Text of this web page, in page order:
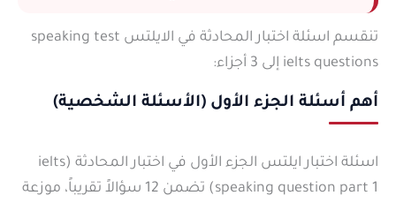
تنقسم اسئلة اختبار المحادثة في الايلتس speaking test
ielts questions إلى 3 أجزاء:
أهم أسئلة الجزء الأول (الأسئلة الشخصية)
اسئلة اختبار ايلتس الجزء الأول في اختبار المحادثة (ielts
speaking question part 1) تضمن 12 سؤالاً تقريباً، موزعة